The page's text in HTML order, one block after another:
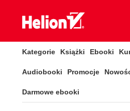
Kategorie Książki Ebooki
Audiobooki Promocje
Darmowe ebooki